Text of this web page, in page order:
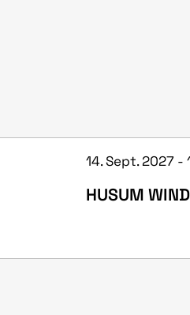
14. Sept. 2027 -
HUSUM